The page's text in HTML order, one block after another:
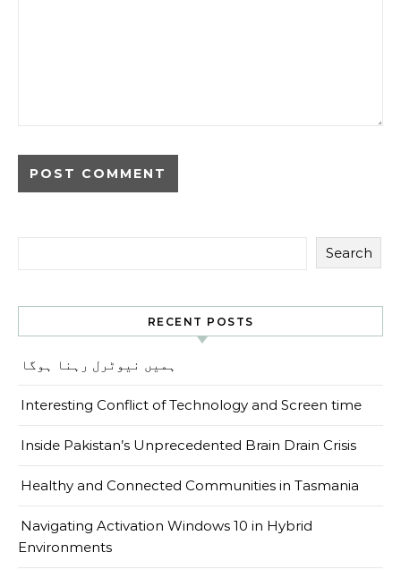
Search
RECENT POSTS
ہمیں نیوٹرل رہنا ہوگا
Interesting Conflict of Technology and Screen time
Inside Pakistan’s Unprecedented Brain Drain Crisis
Healthy and Connected Communities in Tasmania
Navigating Activation Windows 10 in Hybrid
Environments